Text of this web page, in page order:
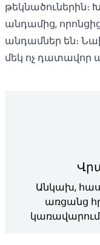
թեկնածուներին։
անդամից,
անդամներ են։
մեկ ոչ դատավոր
Անկախ,
առցանց
կառավարում